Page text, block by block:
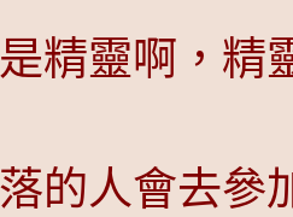
是精靈啊，
落的人會去